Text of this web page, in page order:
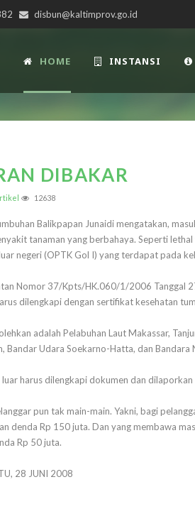
disbun@kaltimprov.go.id
HOME INSTANSI
DIBAKAR
12638
Balikpapan Junaidi mengatakan,
tanaman yang berbahaya. Seperti
negeri (OPTK Gol I) yang terdapat pada
Nomor 37/Kpts/HK.060/1/2006 Tanggal
dilengkapi dengan sertifikat kesehatan
adalah Pelabuhan Laut Makassar,
Bandar Udara Soekarno-Hatta, dan Bandara
harus dilengkapi dokumen dan
pun tak main-main. Yakni, bagi
denda Rp 150 juta. Dan yang membawa
Rp 50 juta.
28 JUNI 2008